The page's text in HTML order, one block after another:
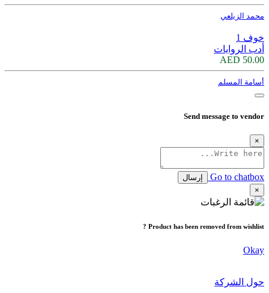
محمد الزيلعي
خوف 1
أدب الروايات
50.00 AED
أسامة المسلم
Send message to vendor
×
Go to chatbox
إرسال
×
Product has been removed from wishlist ?
Okay
حول الشركة